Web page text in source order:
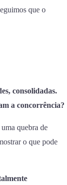
que o
consolidadas.
a concorrência?
quebra de
o que pode